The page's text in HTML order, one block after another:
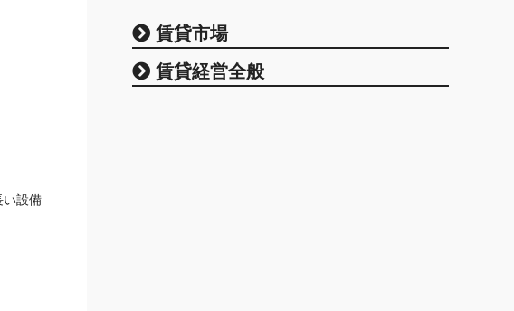
い設備
賃貸市場
賃貸経営全般